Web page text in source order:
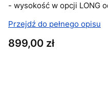
- wysokość w opcji LONG
Przejdź do pełnego opisu
Cena
899,00 zł